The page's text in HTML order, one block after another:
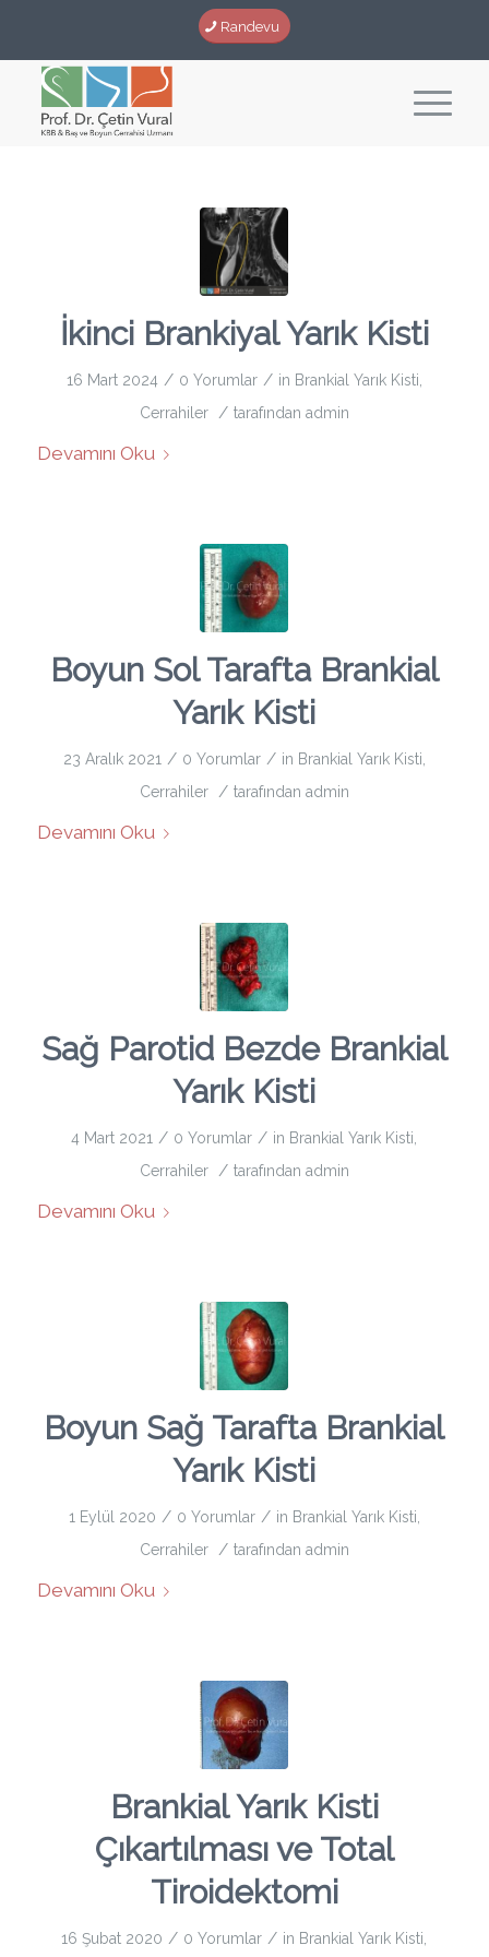
Randevu
İkinci Brankiyal Yarık Kisti
16 Mart 2024 / 0 Yorumlar / in Brankial Yarık Kisti
Cerrahiler / tarafından admin
Devamını Oku
Boyun Sol Tarafta Brankial
Yarık Kisti
23 Aralık 2021 / 0 Yorumlar / in Brankial Yarık Kisti
Cerrahiler / tarafından admin
Devamını Oku
Sağ Parotid Bezde Brankial
Yarık Kisti
4 Mart 2021 / 0 Yorumlar / in Brankial Yarık Kisti
Cerrahiler / tarafından admin
Devamını Oku
Boyun Sağ Tarafta Brankial
Yarık Kisti
1 Eylül 2020 / 0 Yorumlar / in Brankial Yarık Kisti
Cerrahiler / tarafından admin
Devamını Oku
Brankial Yarık Kisti
Çıkartılması ve Total
Tiroidektomi
16 Şubat 2020 / 0 Yorumlar / in Brankial Yarık Kisti